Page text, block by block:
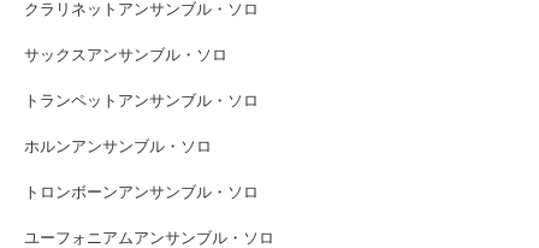
クラリネットアンサンブル・ソロ
サックスアンサンブル・ソロ
トランペットアンサンブル・ソロ
ホルンアンサンブル・ソロ
トロンボーンアンサンブル・ソロ
ユーフォニアムアンサンブル・ソロ